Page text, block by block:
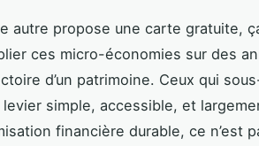
autre propose une carte gratuite,
ces micro-économies sur des
d’un patrimoine. Ceux qui
simple, accessible, et
financière durable, ce n’est